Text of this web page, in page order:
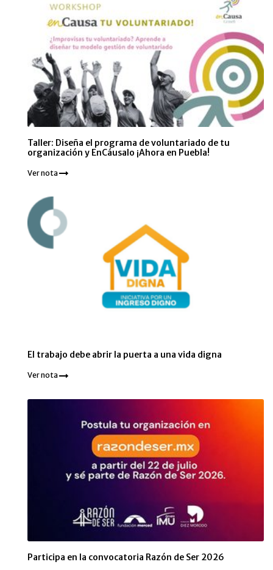
Taller: Diseña el programa de voluntariado de tu
organización y EnCáusalo ¡Ahora en Puebla!
Ver nota
El trabajo debe abrir la puerta a una vida digna
Ver nota
Participa en la convocatoria Razón de Ser 2026